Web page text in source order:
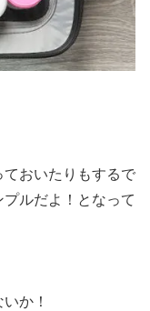
おいたりもするで
ルだよ！となって
か！